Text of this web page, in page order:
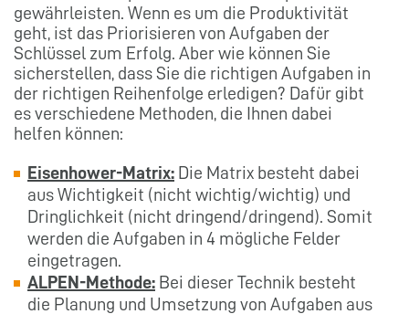
gewährleisten. Wenn es um die Produktivität
geht, ist das Priorisieren von Aufgaben der
Schlüssel zum Erfolg. Aber wie können Sie
sicherstellen, dass Sie die richtigen Aufgaben in
der richtigen Reihenfolge erledigen? Dafür gibt
es verschiedene Methoden, die Ihnen dabei
helfen können:
Eisenhower-Matrix: Die Matrix besteht dabei
aus Wichtigkeit (nicht wichtig/wichtig) und
Dringlichkeit (nicht dringend/dringend). Somit
werden die Aufgaben in 4 mögliche Felder
eingetragen.
ALPEN-Methode: Bei dieser Technik besteht
die Planung und Umsetzung von Aufgaben aus